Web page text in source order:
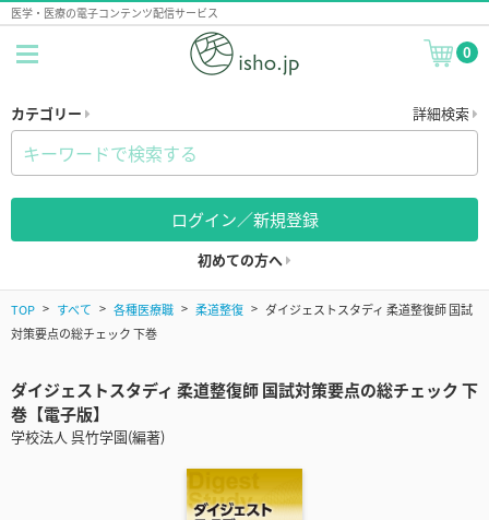
医学・医療の電子コンテンツ配信サービス
0
カテゴリー 詳細検索
ログイン／新規登録
初めての方へ
TOP すべて 各種医療職 柔道整復
ダイジェストスタディ 柔道整復師 国試
対策要点の総チェック 下巻
ダイジェストスタディ 柔道整復師 国試対策要点の総チェック 下
巻【電子版】
学校法人 呉竹学園(編著)